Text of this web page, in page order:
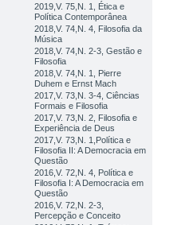
2019,V. 75,N. 1, Ética e
Política Contemporânea
2018,V. 74,N. 4, Filosofia da
Música
2018,V. 74,N. 2-3, Gestão e
Filosofia
2018,V. 74,N. 1, Pierre
Duhem e Ernst Mach
2017,V. 73,N. 3-4, Ciências
Formais e Filosofia
2017,V. 73,N. 2, Filosofia e
Experiência de Deus
2017,V. 73,N. 1,Política e
Filosofia II: A Democracia em
Questão
2016,V. 72,N. 4, Política e
Filosofia I: A Democracia em
Questão
2016,V. 72,N. 2-3,
Percepção e Conceito